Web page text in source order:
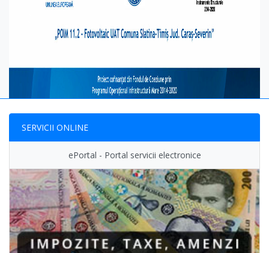
SERVICII ONLINE
ePortal - Portal servicii electronice